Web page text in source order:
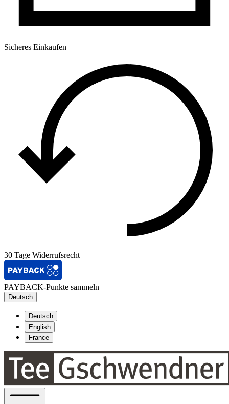
Sicheres Einkaufen
30 Tage Widerrufsrecht
PAYBACK-Punkte sammeln
Deutsch
Deutsch
English
France